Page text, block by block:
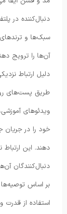
دنبال‌کننده در
سبک‌ها و
آن‌ها را ترویج
دلیل ارتباط
طریق پست‌های
ویدئوهای
خود را در جریان
دهند. این
دنبال‌کنندگان
بر اساس توصیه‌ها
استفاده از